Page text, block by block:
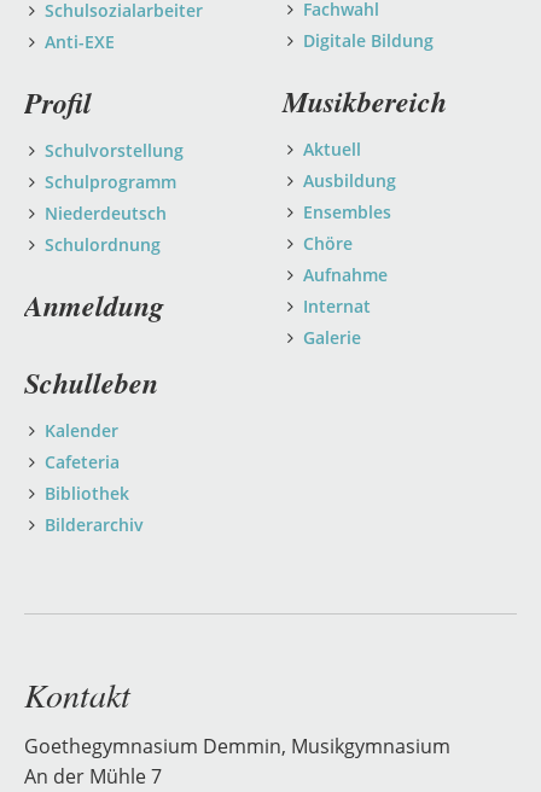
Schulsozialarbeiter
Anti-EXE
Fachwahl
Digitale Bildung
Musikbereich
Aktuell
Ausbildung
Ensembles
Chöre
Aufnahme
Internat
Galerie
Profil
Schulvorstellung
Schulprogramm
Niederdeutsch
Schulordnung
Anmeldung
Schulleben
Kalender
Cafeteria
Bibliothek
Bilderarchiv
Kontakt
Goethegymnasium Demmin, Musikgymnasium
An der Mühle 7